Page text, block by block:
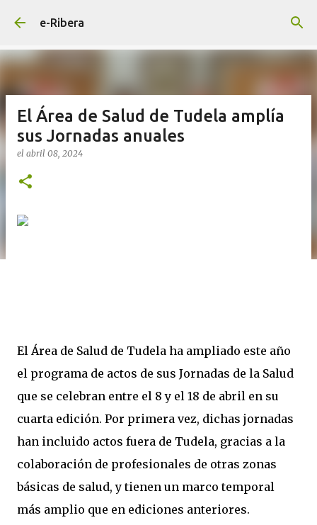
e-Ribera
El Área de Salud de Tudela amplía
sus Jornadas anuales
el abril 08, 2024
El Área de Salud de Tudela ha ampliado este año
el programa de actos de sus Jornadas de la Salud
que se celebran entre el 8 y el 18 de abril en su
cuarta edición. Por primera vez, dichas jornadas
han incluido actos fuera de Tudela, gracias a la
colaboración de profesionales de otras zonas
básicas de salud, y tienen un marco temporal
más amplio que en ediciones anteriores.